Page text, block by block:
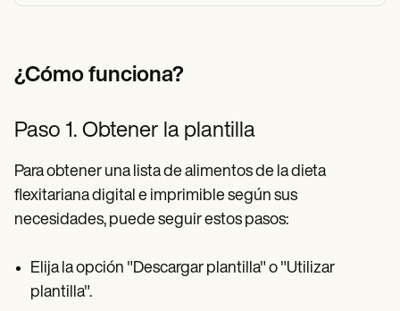
¿Cómo funciona?
Paso 1. Obtener la plantilla
Para obtener una lista de alimentos de la dieta
flexitariana digital e imprimible según sus
necesidades, puede seguir estos pasos:
Elija la opción "Descargar plantilla" o "Utilizar
plantilla".